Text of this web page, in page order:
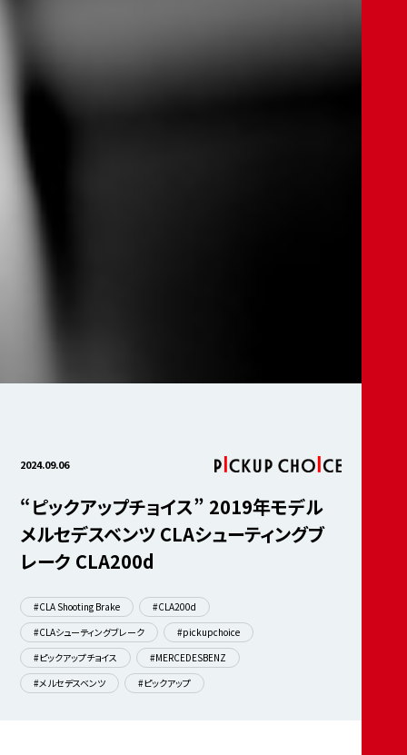
2024.09.06
“ピックアップチョイス” 2019年モデル
メルセデスベンツ CLAシューティングブ
レーク CLA200d
#CLA Shooting Brake
#CLA200d
#CLAシューティングブレーク
#pickupchoice
#ピックアップチョイス
#MERCEDESBENZ
#メルセデスベンツ
#ピックアップ